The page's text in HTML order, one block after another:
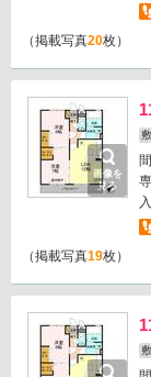
（掲載写真20枚）
画像を
見る
敷
（掲載写真19枚）
敷